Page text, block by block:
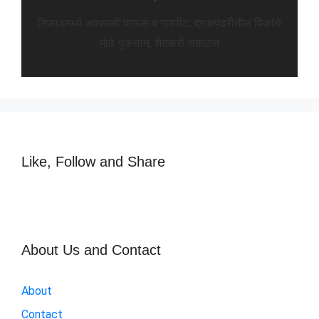
Like, Follow and Share
About Us and Contact
About
Contact